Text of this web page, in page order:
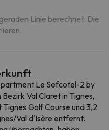
Linie berechnet. Die
Le Sefcotel-2 by
Val Claret in Tignes,
Golf Course und 3,2
Val d'Isère entfernt.